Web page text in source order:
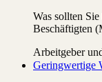
Was sollten
Beschäftigten
Arbeitgeber
Geringwertige